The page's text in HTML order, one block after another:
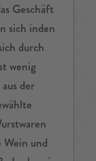
Geschäft
sich inden
durch
wenig
der
Wein und